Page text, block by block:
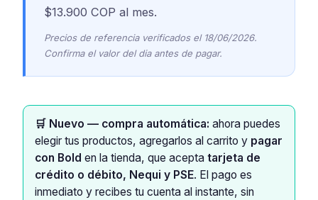
$13.900 COP al mes.
Precios de referencia verificados el 18/06/2026.
Confirma el valor del dia antes de pagar.
🛒 Nuevo — compra automática: ahora puedes
elegir tus productos, agregarlos al carrito y pagar
con Bold en la tienda, que acepta tarjeta de
crédito o débito, Nequi y PSE. El pago es
inmediato y recibes tu cuenta al instante, sin